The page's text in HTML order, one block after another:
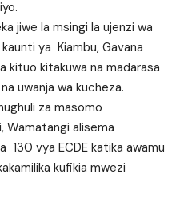
jiwe la msingi la ujenzi wa
ya Kiambu, Gavana
kituo kitakuwa na madarasa
uwanja wa kucheza.
za masomo
Wamatangi alisema
130 vya ECDE katika awamu
kufikia mwezi